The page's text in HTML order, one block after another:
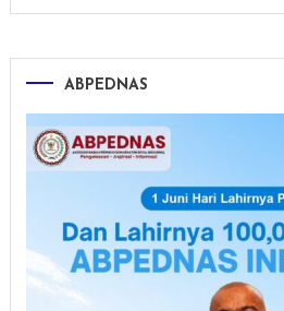
ABPEDNAS